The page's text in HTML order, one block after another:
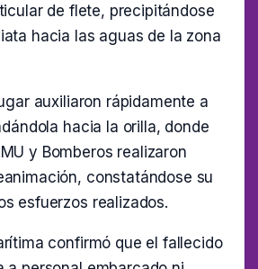
de flete, precipitándose
hacia las aguas de la zona
auxiliaron rápidamente a
hacia la orilla, donde
y Bomberos realizaron
constatándose su
esfuerzos realizados.
confirmó que el fallecido